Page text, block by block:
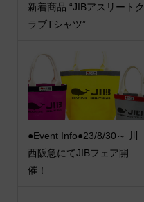
新着商品 “JIBアスリートク
ラブTシャツ”
●Event Info●23/8/30～ 川
西阪急にてJIBフェア開
催！